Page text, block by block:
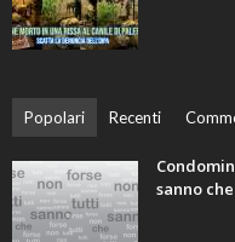
Popolari Recenti
sanno